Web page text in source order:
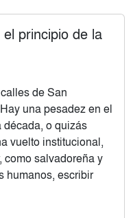
principio de la
de San
una pesadez en el
o quizás
vuelto institucional,
como salvadoreña y
humanos, escribir